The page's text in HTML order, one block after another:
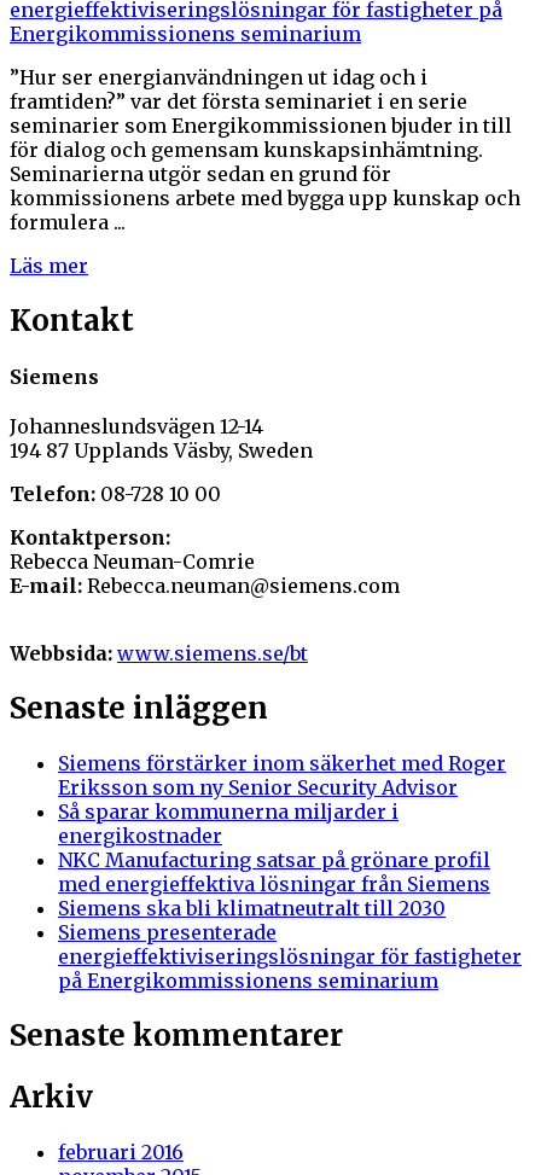
”Hur ser energianvändningen ut idag och i
framtiden?” var det första seminariet i en serie
seminarier som Energikommissionen bjuder in till
för dialog och gemensam kunskapsinhämtning.
Seminarierna utgör sedan en grund för
kommissionens arbete med bygga upp kunskap och
formulera ...
Läs mer
Kontakt
Siemens
Johanneslundsvägen 12-14
194 87 Upplands Väsby, Sweden
Telefon: 08-728 10 00
Kontaktperson:
Rebecca Neuman-Comrie
E-mail: Rebecca.neuman@siemens.com
Webbsida: www.siemens.se/bt
Senaste inläggen
Siemens förstärker inom säkerhet med Roger
Eriksson som ny Senior Security Advisor
Så sparar kommunerna miljarder i
energikostnader
NKC Manufacturing satsar på grönare profil
med energieffektiva lösningar från Siemens
Siemens ska bli klimatneutralt till 2030
Siemens presenterade
energieffektiviseringslösningar för fastigheter
på Energikommissionens seminarium
Senaste kommentarer
Arkiv
februari 2016